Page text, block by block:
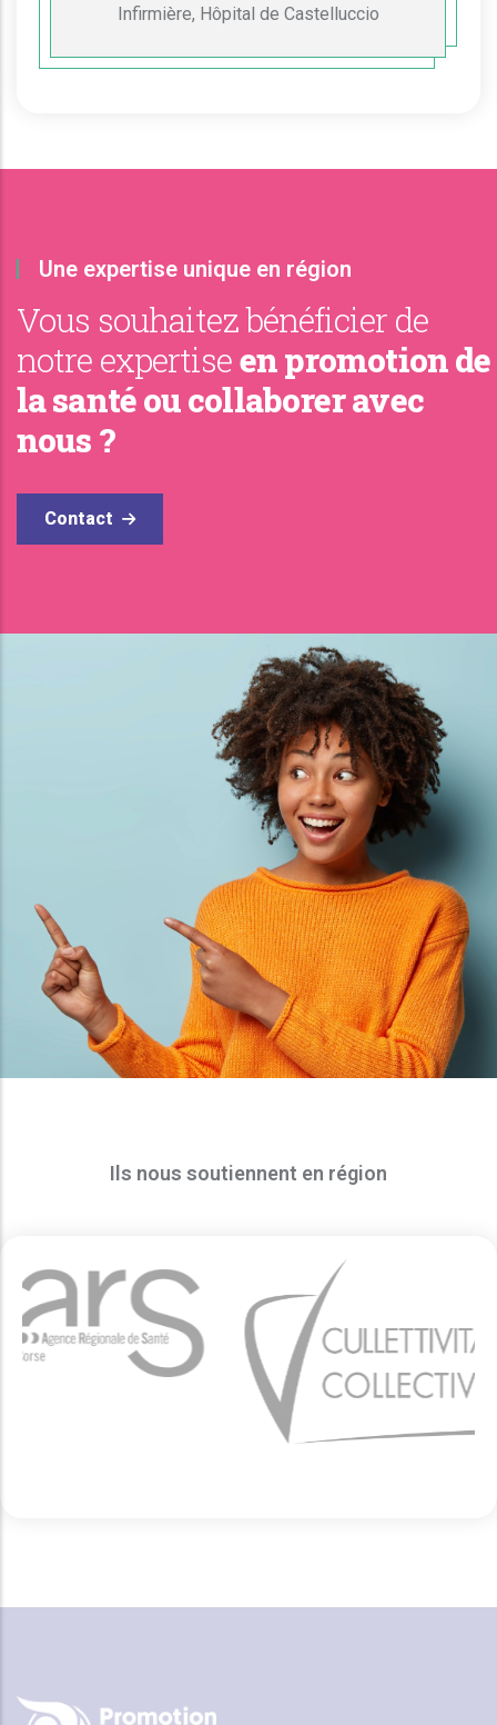
Infirmière, Hôpital de Castelluccio
Une expertise unique en région
Vous souhaitez bénéficier de
notre expertiseen promotion de
la santé ou collaborer avec
nous ?
Contact
Ils nous soutiennent en région